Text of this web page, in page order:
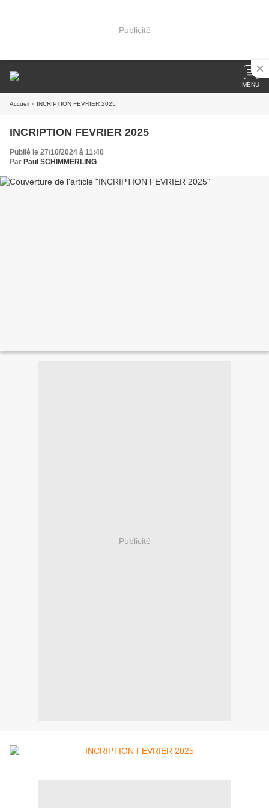
Publicité
MENU
Accueil » INCRIPTION FEVRIER 2025
INCRIPTION FEVRIER 2025
Publié le 27/10/2024 à 11:40
Par Paul SCHIMMERLING
Publicité